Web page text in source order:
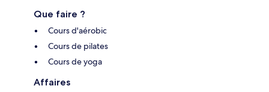
Que faire ?
Cours d'aérobic
Cours de pilates
Cours de yoga
Affaires